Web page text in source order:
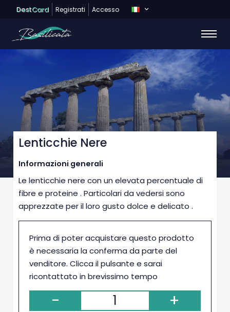
DestCard Registrati Accesso
Lenticchie Nere
Informazioni generali
Le lenticchie nere con un elevata percentuale di
fibre e proteine . Particolari da vedersi sono
apprezzate per il loro gusto dolce e delicato .
Prima di poter acquistare questo prodotto
è necessaria la conferma da parte del
venditore. Clicca il pulsante e sarai
ricontattato in brevissimo tempo
- +